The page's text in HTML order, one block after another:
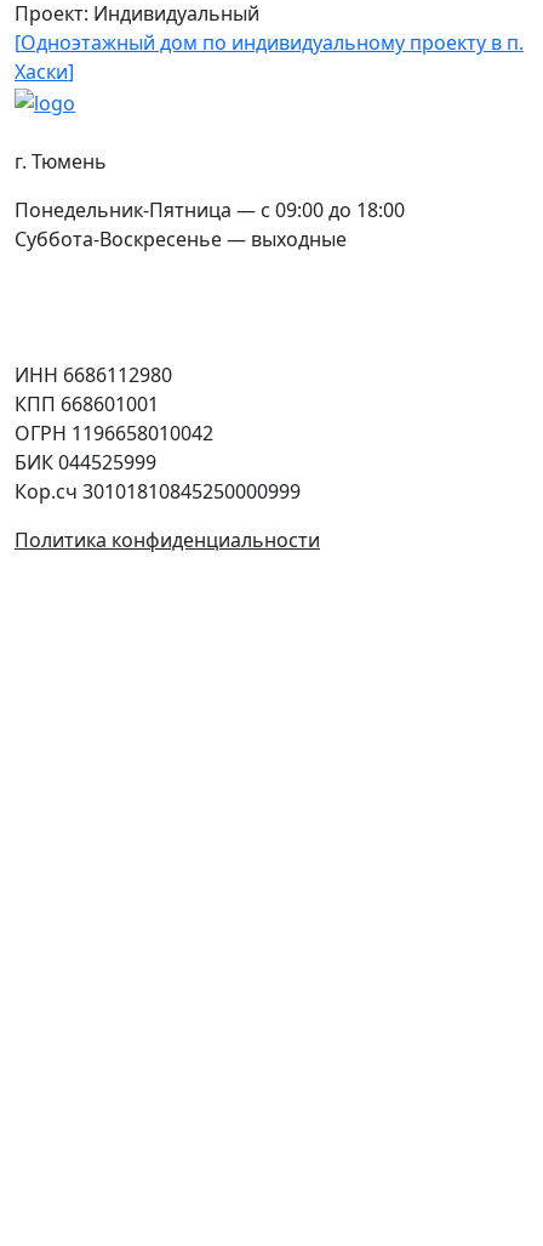
Проект: Индивидуальный
[Одноэтажный дом по индивидуальному проекту в п.
Хаски]
ИНН 6686112980
КПП 668601001
ОГРН 1196658010042
БИК 044525999
Кор.сч 30101810845250000999
Политика конфиденциальности
г. Тюмень
Понедельник-Пятница — с 09:00 до 18:00
Суббота-Воскресенье — выходные